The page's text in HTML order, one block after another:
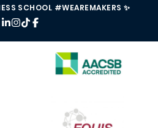
SCHOOL #WEAREMAKERS ✨